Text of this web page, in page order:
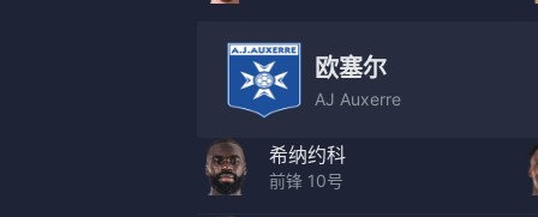
欧塞尔
AJ Auxerre
希纳约科
前锋 10号